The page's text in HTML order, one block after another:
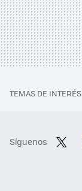
TEMAS DE INTERÉS
Síguenos